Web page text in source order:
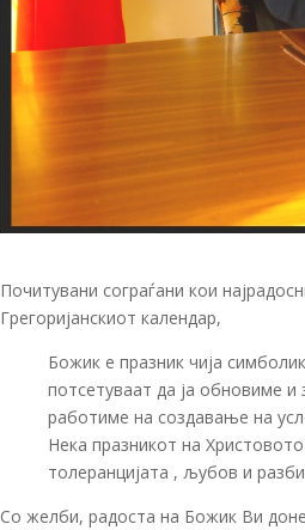
Почитувани сограѓани кои
Грегоријанскиот календар,
Божик е празник чија
потсетуваат да ја обновиме
работиме на создавање на
Нека празникот на
толеранцијата , љубов и
Со желби, радоста на Божик Ви